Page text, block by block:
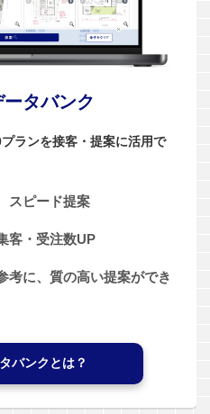
タバンク
ランを接客・提案に活用で
スピード提案
客・受注数UP
考に、質の高い提案ができ
バンクとは？